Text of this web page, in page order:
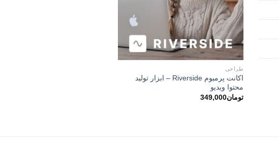
طراحی
اکانت پرمیوم Riverside – ابزار تولید
محتوا ویدیو
تومان349,000